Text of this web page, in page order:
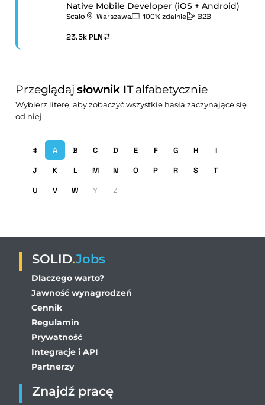
Native Mobile Developer (iOS + Android)
Scalo Warszawa 100% zdalnie B2B
23.5k PLN
Przeglądajsłownik ITalfabetycznie
Wybierz literę, aby zobaczyć wszystkie hasła zaczynające się
od niej.
# A B C D E F G H
I
J
K L M N O P R S
T
U
V W Y Z
SOLID.Jobs
Dlaczego warto?
Jawność wynagrodzeń
Cennik
Regulamin
Prywatność
Integracje i API
Partnerzy
Znajdź pracę